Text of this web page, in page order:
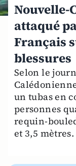
Nouvelle-
attaqué
Français
blessures
Selon le
un tubas en
personnes
requin-
et 3,5 mètres.